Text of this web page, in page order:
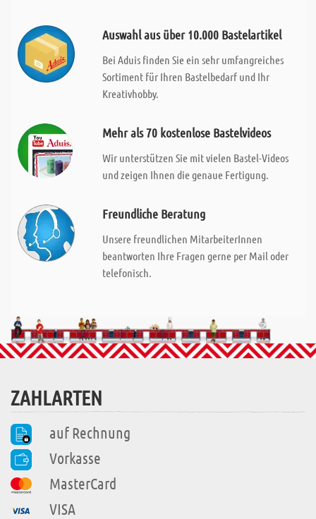
Auswahl aus über 10.000 Bastelartikel
Bei Aduis finden Sie ein sehr umfangreiches
Sortiment für Ihren Bastelbedarf und Ihr
Kreativhobby.
Mehr als 70 kostenlose Bastelvideos
Wir unterstützen Sie mit vielen Bastel-Videos
und zeigen Ihnen die genaue Fertigung.
Freundliche Beratung
Unsere freundlichen MitarbeiterInnen
beantworten Ihre Fragen gerne per Mail oder
telefonisch.
ZAHLARTEN
auf Rechnung
Vorkasse
MasterCard
VISA